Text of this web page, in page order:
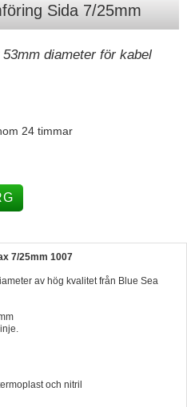
Sida 7/25mm
diameter för kabel
24 timmar
7/25mm 1007
av hög kvalitet från Blue Sea
och nitril